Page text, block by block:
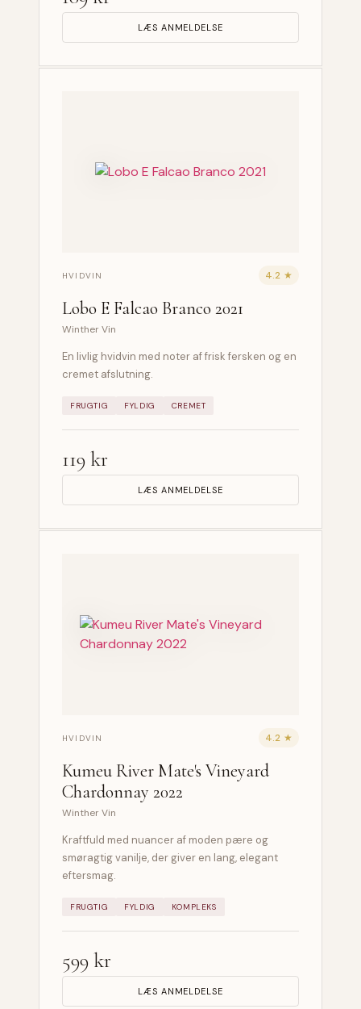
LÆS ANMELDELSE
HVIDVIN 4.2 ★
Lobo E Falcao Branco 2021
Winther Vin
En livlig hvidvin med noter af frisk fersken og en
cremet afslutning.
FRUGTIG FYLDIG CREMET
119 kr
LÆS ANMELDELSE
HVIDVIN 4.2 ★
Kumeu River Mate's Vineyard
Chardonnay 2022
Winther Vin
Kraftfuld med nuancer af moden pære og
smøragtig vanilje, der giver en lang, elegant
eftersmag.
FRUGTIG FYLDIG KOMPLEKS
599 kr
LÆS ANMELDELSE